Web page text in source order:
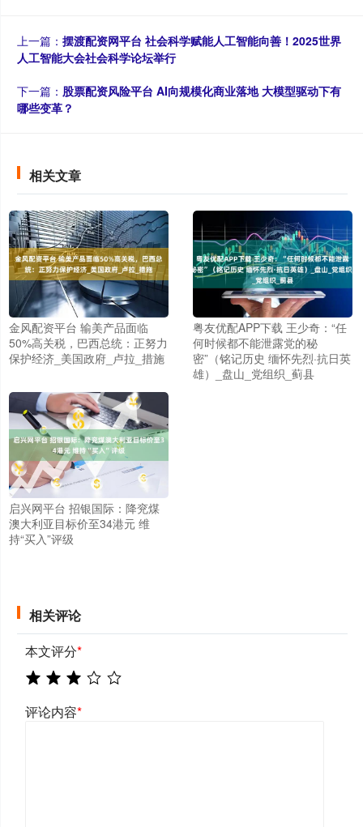
上一篇： 摆渡配资网平台 社会科学赋能人工智能向善！2025世界
人工智能大会社会科学论坛举行
下一篇： 股票配资风险平台 AI向规模化商业落地 大模型驱动下有
哪些变革？
相关文章
金风配资平台 输美产品面临
50%高关税，巴西总统：正努力
保护经济_美国政府_卢拉_措施
粤友优配APP下载 王少奇：“任
何时候都不能泄露党的秘
密”（铭记历史 缅怀先烈·抗日英
雄）_盘山_党组织_蓟县
启兴网平台 招银国际：降兖煤
澳大利亚目标价至34港元 维
持“买入”评级
相关评论
本文评分*
评论内容*